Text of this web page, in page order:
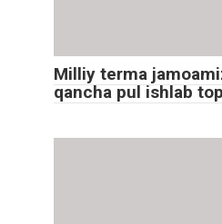
Milliy terma
qancha pul ishlab